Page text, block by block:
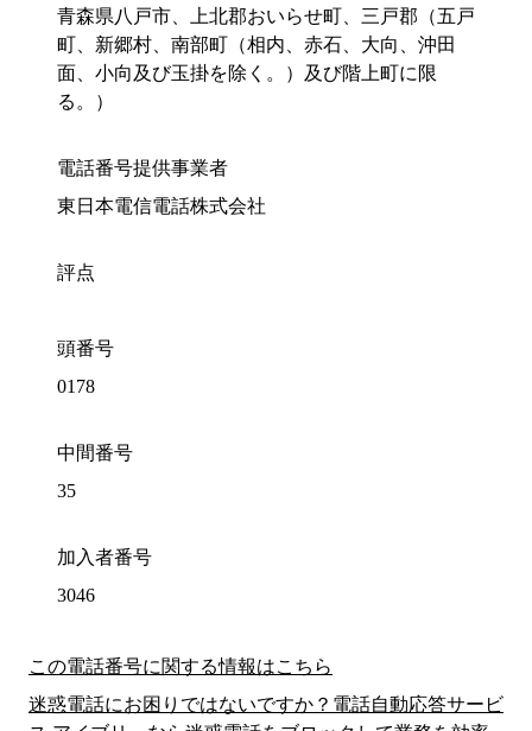
青森県八戸市、上北郡おいらせ町、三戸郡（五戸
町、新郷村、南部町（相内、赤石、大向、沖田
面、小向及び玉掛を除く。）及び階上町に限
る。）
電話番号提供事業者
東日本電信電話株式会社
評点
頭番号
0178
中間番号
35
加入者番号
3046
この電話番号に関する情報はこちら
迷惑電話にお困りではないですか？電話自動応答サービ